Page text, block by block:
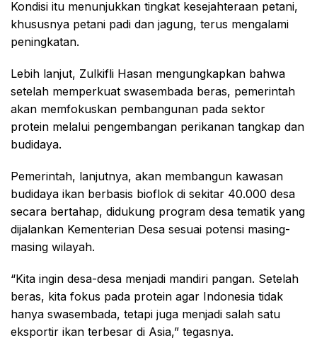
Kondisi itu menunjukkan tingkat kesejahteraan petani,
khususnya petani padi dan jagung, terus mengalami
peningkatan.
Lebih lanjut, Zulkifli Hasan mengungkapkan bahwa
setelah memperkuat swasembada beras, pemerintah
akan memfokuskan pembangunan pada sektor
protein melalui pengembangan perikanan tangkap dan
budidaya.
Pemerintah, lanjutnya, akan membangun kawasan
budidaya ikan berbasis bioflok di sekitar 40.000 desa
secara bertahap, didukung program desa tematik yang
dijalankan Kementerian Desa sesuai potensi masing-
masing wilayah.
“Kita ingin desa-desa menjadi mandiri pangan. Setelah
beras, kita fokus pada protein agar Indonesia tidak
hanya swasembada, tetapi juga menjadi salah satu
eksportir ikan terbesar di Asia,” tegasnya.